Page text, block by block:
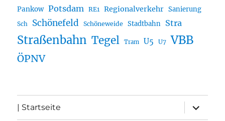
Pankow Potsdam RE1 Regionalverkehr Sanierung
Sch Schönefeld Schöneweide Stadtbahn Stra
Straßenbahn Tegel Tram U5 U7 VBB
ÖPNV
| Startseite
öffnen